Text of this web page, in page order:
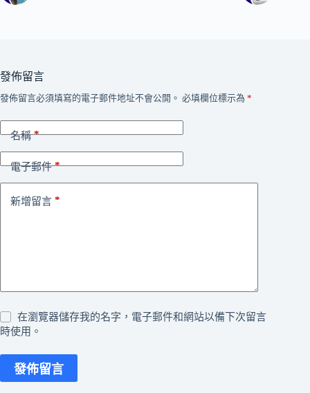
發佈留言
發佈留言必須填寫的電子郵件地址不會公開。 必填欄位標示為 *
名稱*
電子郵件*
新增留言 *
在瀏覽器儲存我的名字，電子郵件和網站以備下次留言
時使用。
發佈留言